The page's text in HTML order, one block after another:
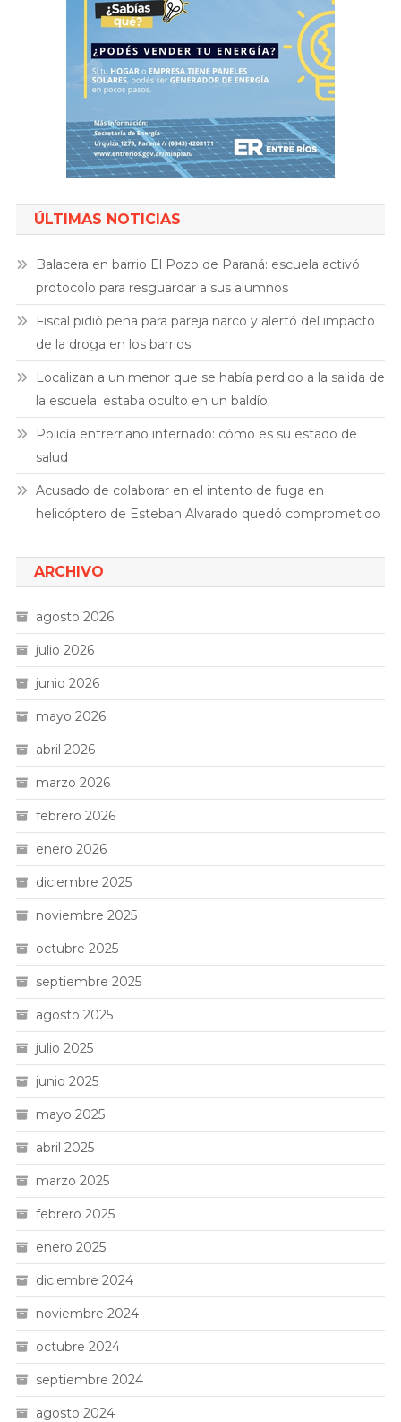
ÚLTIMAS NOTICIAS
Balacera en barrio El Pozo de Paraná: escuela activó
protocolo para resguardar a sus alumnos
Fiscal pidió pena para pareja narco y alertó del impacto
de la droga en los barrios
Localizan a un menor que se había perdido a la salida de
la escuela: estaba oculto en un baldío
Policía entrerriano internado: cómo es su estado de
salud
Acusado de colaborar en el intento de fuga en
helicóptero de Esteban Alvarado quedó comprometido
ARCHIVO
agosto 2026
julio 2026
junio 2026
mayo 2026
abril 2026
marzo 2026
febrero 2026
enero 2026
diciembre 2025
noviembre 2025
octubre 2025
septiembre 2025
agosto 2025
julio 2025
junio 2025
mayo 2025
abril 2025
marzo 2025
febrero 2025
enero 2025
diciembre 2024
noviembre 2024
octubre 2024
septiembre 2024
agosto 2024